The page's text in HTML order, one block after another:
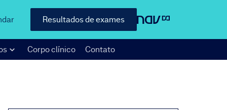
Resultados de exames
Corpo clínico Contato